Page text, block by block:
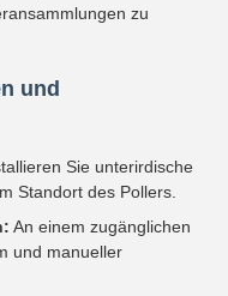
zu
und
Sie unterirdische
Standort des Pollers.
An einem zugänglichen
und manueller